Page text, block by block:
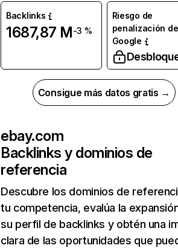
Backlinks
1687,87 M-3 %
Riesgo de
penalización de
Google
Consigue más datos gratis →
ebay.com
Backlinks y dominios de
referencia
Descubre los dominios de
tu competencia, evalúa la
su perfil de backlinks y obtén una
clara de las oportunidades que